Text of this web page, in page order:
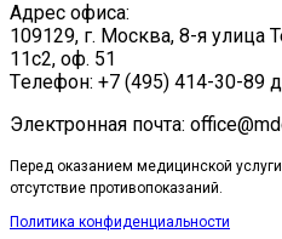
Адрес офиса:
109129, г. Москва, ​8-я улица
11с2, оф. 51
Tелефон: +7 (495) 414-30-89
Электронная почта:
Перед оказанием медицинской
отсутствие противопоказаний.
Политика конфиденциальности